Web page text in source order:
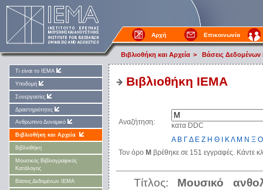
Αρχή Επικοινωνία
Βιβλιοθήκη και Αρχεία > Βάσεις Δεδομένων
Τι είναι το ΙΕΜΑ
Υποδομή
Συνεργασίες
Δραστηριότητες
Ανθρώπινο Δυναμικό
Βιβλιοθήκη και Αρχεία
Βιβλιοθήκη
Μουσικός Βιβλιογραφικός
Κατάλογος
Βάσεις Δεδομένων ΙΕΜΑ
Βιβλιοθήκη IEMA
Αναζήτηση:
κατα DDC
Α Β ΓΔ Ε Ζ Η Θ ΚΛ Μ Ν Ξ Ο
Τον όρο Μ βρέθηκε σε 151 εγγραφές. Κάντε
Τίτλος: Μουσικό